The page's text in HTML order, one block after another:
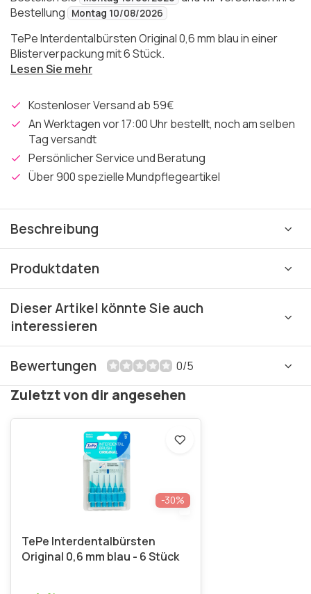
Bestellung
Montag 10/08/2026
TePe Interdentalbürsten Original 0,6 mm blau in einer
Blisterverpackung mit 6 Stück.
Lesen Sie mehr
Kostenloser Versand ab 59€
An Werktagen vor 17:00 Uhr bestellt, noch am selben
Tag versandt
Persönlicher Service und Beratung
Über 900 spezielle Mundpflegeartikel
Beschreibung
Produktdaten
Dieser Artikel könnte Sie auch
interessieren
Bewertungen 0/5
Zuletzt von dir angesehen
-30%
TePe Interdentalbürsten
Original 0,6 mm blau - 6 Stück